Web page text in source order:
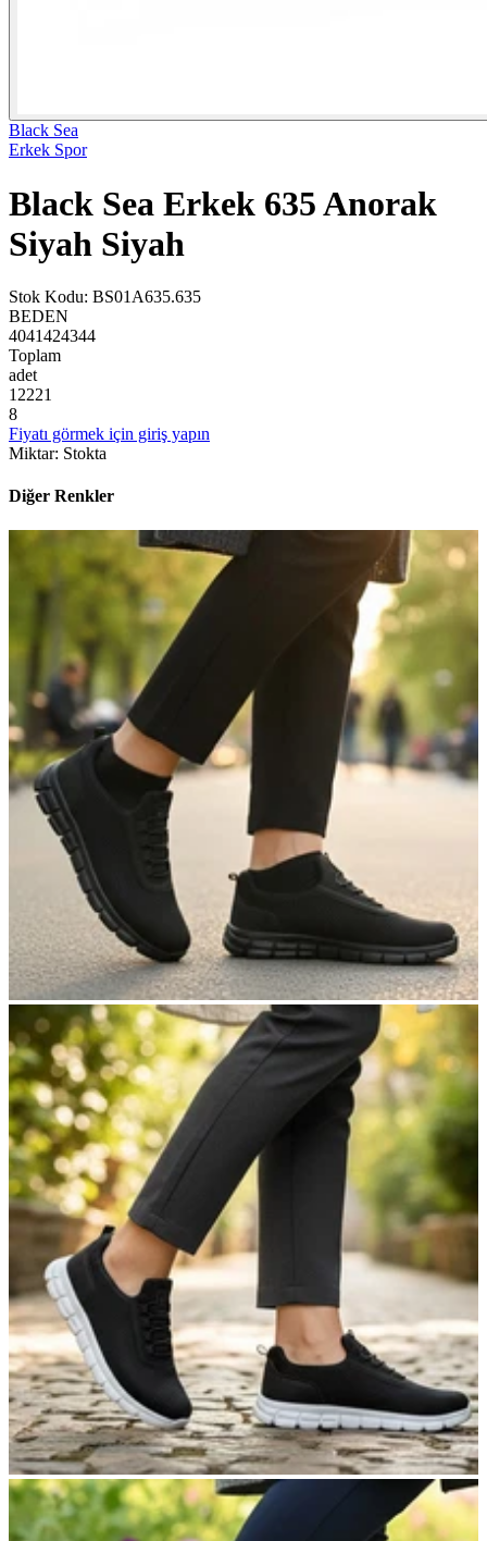
Black Sea
Erkek Spor
Black Sea Erkek 635 Anorak
Siyah Siyah
Stok Kodu: BS01A635.635
BEDEN
4041424344
Toplam
adet
1 2221
8
Fiyatı görmek için giriş yapın
Miktar: Stokta
Diğer Renkler